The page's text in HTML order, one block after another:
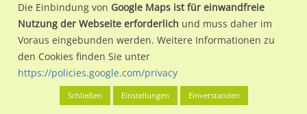
aktuelleStandortinformationenundLeistungswerte. Damit
kannst du dich schon vor der Buchung im Detail über den
Standort, seine Reichweite und Werbewirkung sowie
eventuelle Beschränkungen in den zugelassenen
Werbeinhalten informieren.
Alles klar? Dann findest du direkt im unteren Teil dieser Seite
Die Einbindung von Google Maps ist für einwandfreie
Nutzung der Webseite erforderlich und muss daher im
Voraus eingebunden werden. Weitere Informationen zu
den Cookies finden Sie unter
https://policies.google.com/privacy
Schließen Einstellungen Einverstanden